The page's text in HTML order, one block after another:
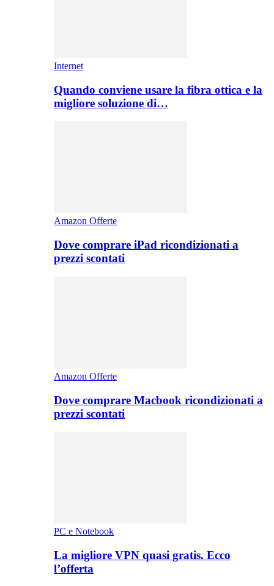
Internet
Quando conviene usare la fibra ottica e la
migliore soluzione di…
Amazon Offerte
Dove comprare iPad ricondizionati a
prezzi scontati
Amazon Offerte
Dove comprare Macbook ricondizionati a
prezzi scontati
PC e Notebook
La migliore VPN quasi gratis. Ecco
l’offerta